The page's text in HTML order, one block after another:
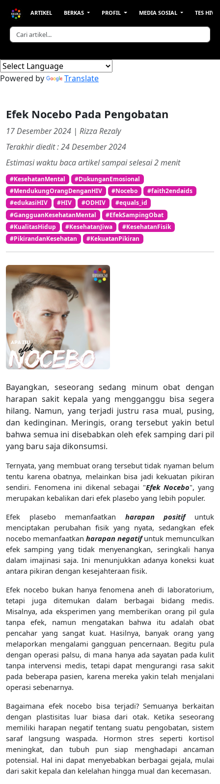
ARTIKEL BERKAS PROFIL MEDIA SOSIAL TES HIV
Powered by Translate
Efek Nocebo Pada Pengobatan
17 Desember 2024 | Rizza Rezaly
Terakhir diedit : 24 Desember 2024
Estimasi waktu baca artikel sampai selesai2menit
#KesehatanMental
#DukunganEmosional
#MendukungOrangDenganHIV
#Nocebo
#faith2endaids
#edukasiHIV
#HIV #ODHIV
#equals_id
#GangguanKesehatanMental
#EfekSampingObat
#KualitasHidup
#KesehatanJiwa
#KesehatanFisik
#PikirandanKesehatan
#KekuatanPikiran
Bayangkan, seseorang sedang minum obat dengan
harapan sakit kepala yang mengganggu bisa segera
hilang. Namun, yang terjadi justru rasa mual, pusing,
dan kedinginan. Meringis, orang tersebut yakin betul
bahwa semua ini disebabkan oleh efek samping dari pil
yang baru saja dikonsumsi.
Ternyata, yang membuat orang tersebut tidak nyaman belum
tentu karena obatnya, melainkan bisa jadi kekuatan pikiran
sendiri. Fenomena ini dikenal sebagai "Efek Nocebo", yang
merupakan kebalikan dari efek plasebo yang lebih populer.
Efek plasebo memanfaatkan harapan positifuntuk
menciptakan perubahan fisik yang nyata, sedangkan efek
nocebo memanfaatkan harapan negatifuntuk memunculkan
efek samping yang tidak menyenangkan, seringkali hanya
dalam imajinasi saja. Ini menunjukkan adanya koneksi kuat
antara pikiran dengan kesejahteraan fisik.
Efek nocebo bukan hanya fenomena aneh di laboratorium,
tetapi juga ditemukan dalam berbagai bidang medis.
Misalnya, ada eksperimen yang memberikan orang pil gula
tanpa efek, namun mengatakan bahwa itu adalah obat
pencahar yang sangat kuat. Hasilnya, banyak orang yang
melaporkan mengalami gangguan pencernaan. Begitu pula
dengan operasi palsu, di mana hanya ada sayatan pada kulit
tanpa intervensi medis, tetapi dapat mengurangi rasa sakit
pada beberapa pasien, karena mereka yakin telah menjalani
operasi sebenarnya.
Bagaimana efek nocebo bisa terjadi? Semuanya berkaitan
dengan plastisitas luar biasa dari otak. Ketika seseorang
memiliki harapan negatif tentang suatu pengobatan, sistem
saraf langsung waspada. Hormon stres seperti kortisol
meningkat, dan tubuh pun siap menghadapi ancaman
potensial. Hal ini dapat menyebabkan berbagai gejala, mulai
dari sakit kepala dan kelelahan hingga mual dan kecemasan.